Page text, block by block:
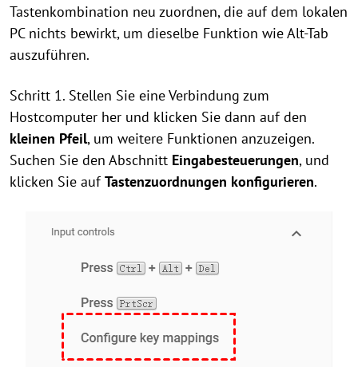
Tastenkombination neu zuordnen, die auf dem lokalen
PC nichts bewirkt, um dieselbe Funktion wie Alt-Tab
auszuführen.
Schritt 1. Stellen Sie eine Verbindung zum
Hostcomputer her und klicken Sie dann auf den
kleinen Pfeil, um weitere Funktionen anzuzeigen.
Suchen Sie den Abschnitt Eingabesteuerungen, und
klicken Sie aufTastenzuordnungen konfigurieren.